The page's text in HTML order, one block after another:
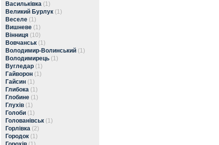
Васильківка (1)
Великий Бурлук (1)
Веселе (1)
Вишневе (1)
Вінниця (10)
Вовчанськ (1)
Володимир-Волинський (1)
Володимирець (1)
Вугледар (1)
Гайворон (1)
Гайсин (1)
Глибока (1)
Глобине (1)
Глухів (1)
Голоби (1)
Голованівськ (1)
Горлівка (2)
Городок (1)